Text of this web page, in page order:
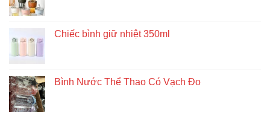
Chiếc bình giữ nhiệt 350ml
Bình Nước Thể Thao Có Vạch Đo